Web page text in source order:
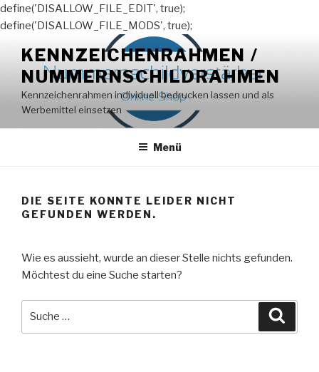
define('DISALLOW_FILE_EDIT', true);
define('DISALLOW_FILE_MODS', true);
Inhalt
springen
KENNZEICHENRAHMEN /
NUMMERNSCHILDRAHMEN
Kennzeichenrahmen individuell bedrucken lassen und als
Werbemittel einsetzen
Menü
DIE SEITE KONNTE LEIDER NICHT
GEFUNDEN WERDEN.
Wie es aussieht, wurde an dieser Stelle nichts gefunden.
Möchtest du eine Suche starten?